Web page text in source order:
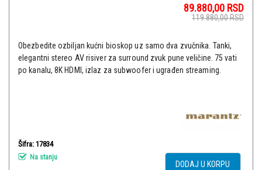
89.880,00 RSD
119.880,00RSD
Obezbedite ozbiljan kućni bioskop uz samo dva zvučnika. Tanki,
elegantni stereo AV risiver za surround zvuk pune veličine. 75 vati
po kanalu, 8K HDMI, izlaz za subwoofer i ugrađen streaming.
Šifra: 17834
Na stanju
DODAJ U KORPU